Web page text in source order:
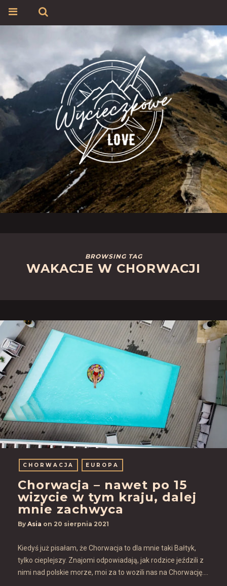
BROWSING TAG
WAKACJE W CHORWACJI
CHORWACJA EUROPA
Chorwacja – nawet po 15
wizycie w tym kraju, dalej
mnie zachwyca
By Asia on 20 sierpnia 2021
Kiedyś już pisałam, że Chorwacja to dla mnie taki Bałtyk,
tylko cieplejszy. Znajomi odpowiadają, jak rodzice jeździli z
nimi nad polskie morze, moi za to wozili nas na Chorwację….